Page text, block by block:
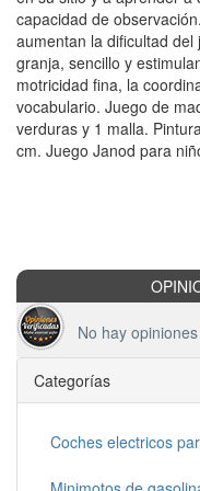
capacidad de
aumentan la dificultad
granja, sencillo y
motricidad fina, la
vocabulario. Juego de
verduras y 1 malla.
cm. Juego Janod para
No hay
Categorías
Coches electricos